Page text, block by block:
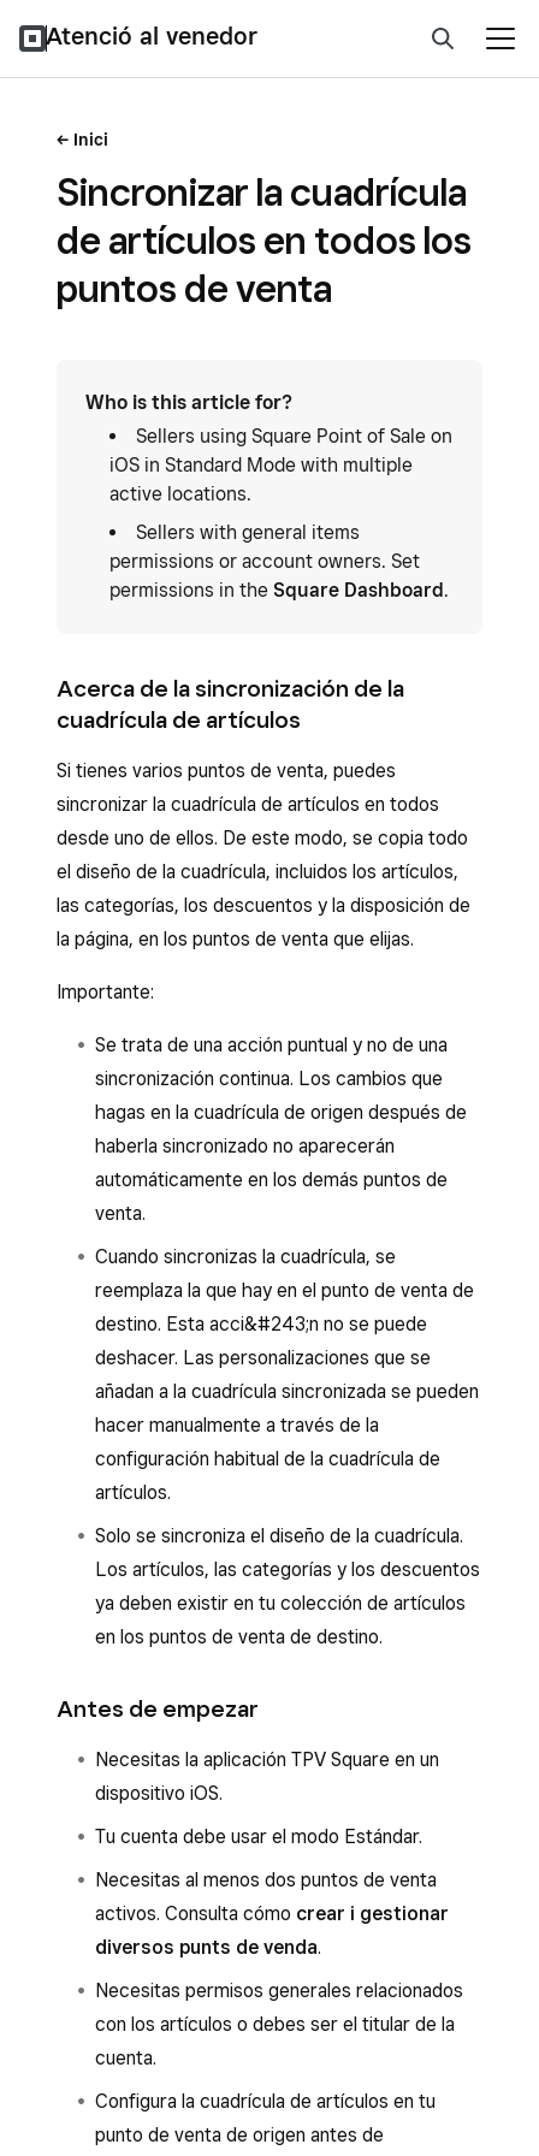
Atenció al venedor
Inici
Sincronizar la cuadrícula
de artículos en todos los
puntos de venta
Who is this article for?
Sellers using Square Point of Sale on
iOS in Standard Mode with multiple
active locations.
Sellers with general items
permissions or account owners. Set
permissions in the Square Dashboard.
Acerca de la sincronización de la
cuadrícula de artículos
Si tienes varios puntos de venta, puedes
sincronizar la cuadrícula de artículos en todos
desde uno de ellos. De este modo, se copia todo
el diseño de la cuadrícula, incluidos los artículos,
las categorías, los descuentos y la disposición de
la página, en los puntos de venta que elijas.
Importante:
Se trata de una acción puntual y no de una
sincronización continua. Los cambios que
hagas en la cuadrícula de origen después de
haberla sincronizado no aparecerán
automáticamente en los demás puntos de
venta.
Cuando sincronizas la cuadrícula, se
reemplaza la que hay en el punto de venta de
destino. Esta acci&#243;n no se puede
deshacer. Las personalizaciones que se
añadan a la cuadrícula sincronizada se pueden
hacer manualmente a través de la
configuración habitual de la cuadrícula de
artículos.
Solo se sincroniza el diseño de la cuadrícula.
Los artículos, las categorías y los descuentos
ya deben existir en tu colección de artículos
en los puntos de venta de destino.
Antes de empezar
Necesitas la aplicación TPV Square en un
dispositivo iOS.
Tu cuenta debe usar el modo Estándar.
Necesitas al menos dos puntos de venta
activos. Consulta cómo crear i gestionar
diversos punts de venda.
Necesitas permisos generales relacionados
con los artículos o debes ser el titular de la
cuenta.
Configura la cuadrícula de artículos en tu
punto de venta de origen antes de